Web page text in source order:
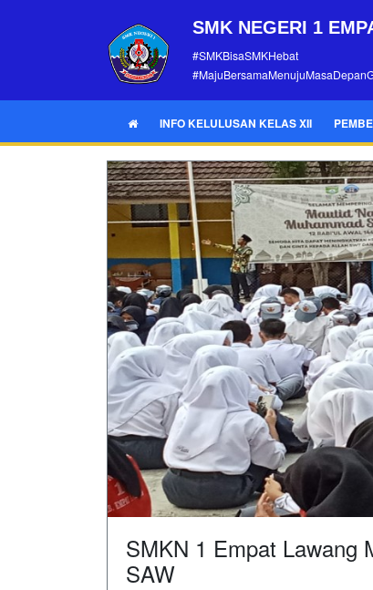
SMK NEGERI 1
#SMKBisaSMKHebat
INFO KELULUSAN KELAS XII
SMKN 1 Empat Lawang
SAW